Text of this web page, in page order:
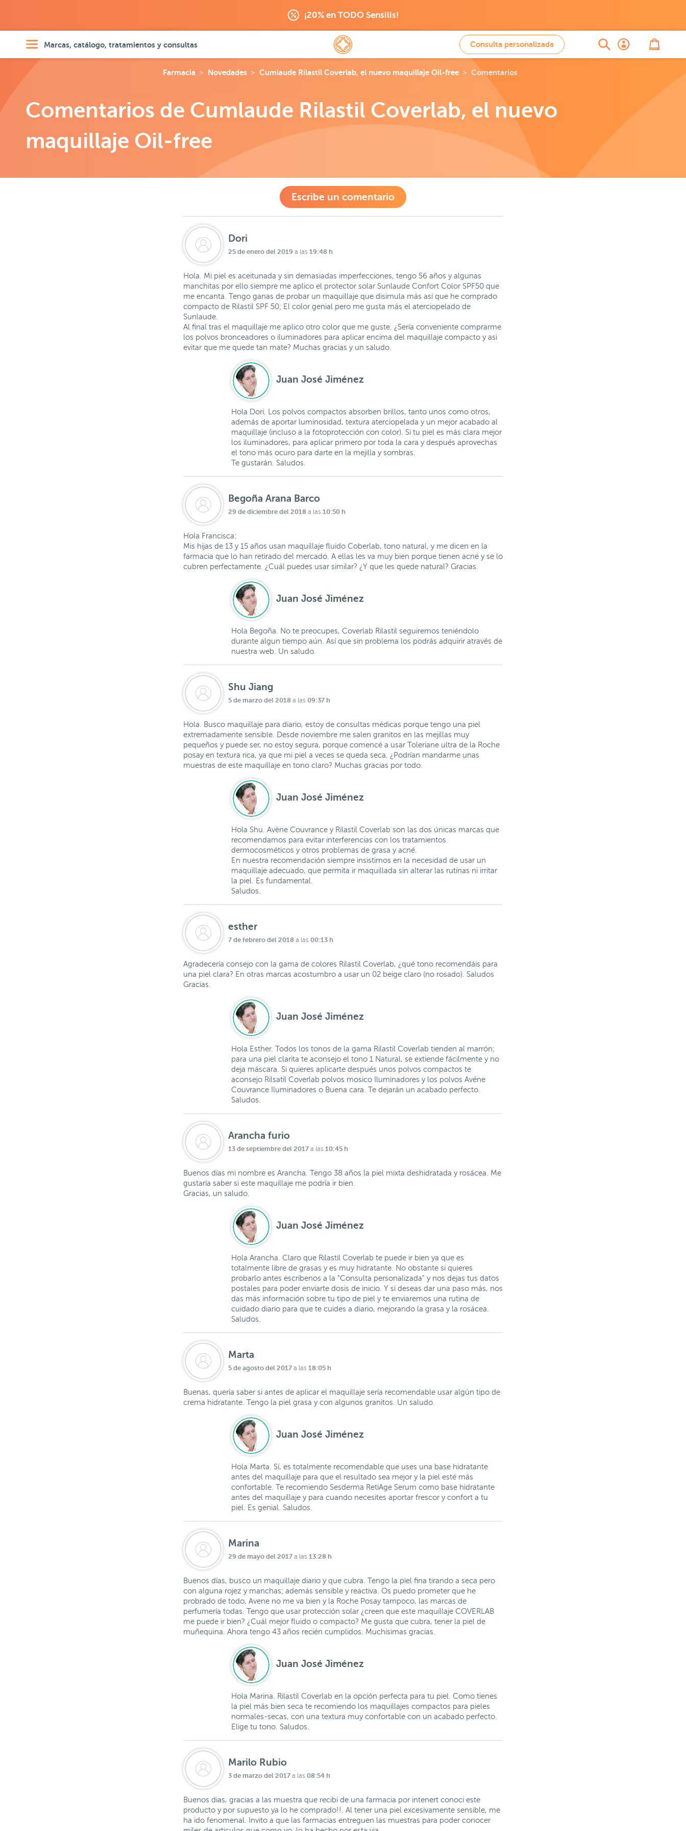
¡20% en TODO Sensilis!
Marcas, catálogo, tratamientos y consultas Consulta personalizada
Farmacia Novedades Cumlaude Rilastil Coverlab, el nuevo maquillaje Oil-free Comentarios
Comentarios de Cumlaude Rilastil Coverlab, el nuevo
maquillaje Oil-free
Escribe un comentario
Dori
25 de enero del 2019 a las 19:48 h
Hola. Mi piel es aceitunada y sin demasiadas imperfecciones, tengo 56 años y algunas
manchitas por ello siempre me aplico el protector solar Sunlaude Confort Color SPF50 que
me encanta. Tengo ganas de probar un maquillaje que disimula más así que he comprado
compacto de Rilastil SPF 50; El color genial pero me gusta más el aterciopelado de
Sunlaude.
Al final tras el maquillaje me aplico otro color que me guste. ¿Sería conveniente comprarme
los polvos bronceadores o iluminadores para aplicar encima del maquillaje compacto y asi
evitar que me quede tan mate? Muchas gracias y un saludo.
Juan José Jiménez
Hola Dori. Los polvos compactos absorben brillos, tanto unos como otros,
además de aportar luminosidad, textura aterciopelada y un mejor acabado al
maquillaje (incluso a la fotoprotección con color). Si tu piel es más clara mejor
los iluminadores, para aplicar primero por toda la cara y después aprovechas
el tono más ocuro para darte en la mejilla y sombras.
Te gustarán. Saludos.
Begoña Arana Barco
29 de diciembre del 2018 a las 10:50 h
Hola Francisca:
Mis hijas de 13 y 15 años usan maquillaje fluido Coberlab, tono natural, y me dicen en la
farmacia que lo han retirado del mercado. A ellas les va muy bien porque tienen acné y se lo
cubren perfectamente. ¿Cuál puedes usar similar? ¿Y que les quede natural? Gracias.
Juan José Jiménez
Hola Begoña. No te preocupes, Coverlab Rilastil seguiremos teniéndolo
durante algun tiempo aún. Así que sin problema los podrás adquirir através de
nuestra web. Un saludo.
Shu Jiang
5 de marzo del 2018 a las 09:37 h
Hola. Busco maquillaje para diario, estoy de consultas médicas porque tengo una piel
extremadamente sensible. Desde noviembre me salen granitos en las mejillas muy
pequeños y puede ser, no estoy segura, porque comencé a usar Toleriane ultra de la Roche
posay en textura rica, ya que mi piel a veces se queda seca. ¿Podrían mandarme unas
muestras de este maquillaje en tono claro? Muchas gracias por todo.
Juan José Jiménez
Hola Shu. Avène Couvrance y Rilastil Coverlab son las dos únicas marcas que
recomendamos para evitar interferencias con los tratamientos
dermocosméticos y otros problemas de grasa y acné.
En nuestra recomendación siempre insistimos en la necesidad de usar un
maquillaje adecuado, que permita ir maquillada sin alterar las rutinas ni irritar
la piel. Es fundamental.
Saludos.
esther
7 de febrero del 2018 a las 00:13 h
Agradecería consejo con la gama de colores Rilastil Coverlab, ¿qué tono recomendáis para
una piel clara? En otras marcas acostumbro a usar un 02 beige claro (no rosado). Saludos
Gracias.
Juan José Jiménez
Hola Esther. Todos los tonos de la gama Rilastil Coverlab tienden al marrón;
para una piel clarita te aconsejo el tono 1 Natural, se extiende fácilmente y no
deja máscara. Si quieres aplicarte después unos polvos compactos te
aconsejo Rilsatil Coverlab polvos mosico Iluminadores y los polvos Avéne
Couvrance Iluminadores o Buena cara. Te dejarán un acabado perfecto.
Saludos.
Arancha furio
13 de septiembre del 2017 a las 10:45 h
Buenos días mi nombre es Arancha. Tengo 38 años la piel mixta deshidratada y rosácea. Me
gustaría saber si este maquillaje me podría ir bien.
Gracias, un saludo.
Juan José Jiménez
Hola Arancha. Claro que Rilastil Coverlab te puede ir bien ya que es
totalmente libre de grasas y es muy hidratante. No obstante si quieres
probarlo antes escríbenos a la "Consulta personalizada" y nos dejas tus datos
postales para poder enviarte dosis de inicio. Y si deseas dar una paso más, nos
das más información sobre tu tipo de piel y te enviaremos una rutina de
cuidado diario para que te cuides a diario, mejorando la grasa y la rosácea.
Saludos.
Marta
5 de agosto del 2017 a las 18:05 h
Buenas, quería saber si antes de aplicar el maquillaje sería recomendable usar algún tipo de
crema hidratante. Tengo la piel grasa y con algunos granitos. Un saludo.
Juan José Jiménez
Hola Marta. Sí, es totalmente recomendable que uses una base hidratante
antes del maquillaje para que el resultado sea mejor y la piel esté más
confortable. Te recomiendo Sesderma RetiAge Serum como base hidratante
antes del maquillaje y para cuando necesites aportar frescor y confort a tu
piel. Es genial. Saludos.
Marina
29 de mayo del 2017 a las 13:28 h
Buenos días, busco un maquillaje diario y que cubra. Tengo la piel fina tirando a seca pero
con alguna rojez y manchas; además sensible y reactiva. Os puedo prometer que he
probrado de todo, Avene no me va bien y la Roche Posay tampoco, las marcas de
perfumería todas. Tengo que usar protección solar ¿creen que este maquillaje COVERLAB
me puede ir bien? ¿Cuál mejor fluido o compacto? Me gusta que cubra, tener la piel de
muñequina. Ahora tengo 43 años recién cumplidos. Muchísimas gracias.
Juan José Jiménez
Hola Marina. Rilastil Coverlab en la opción perfecta para tu piel. Como tienes
la piel más bien seca te recomiendo los maquillajes compactos para pieles
normales-secas, con una textura muy confortable con un acabado perfecto.
Elige tu tono. Saludos.
Marilo Rubio
3 de marzo del 2017 a las 08:54 h
Buenos dias, gracias a las muestra que recibi de una farmacia por intenert conoci este
producto y por supuesto ya lo he comprado!!. Al tener una piel excesivamente sensible, me
ha ido fenomenal. Invito a que las farmacias entreguen las muestras para poder conocer